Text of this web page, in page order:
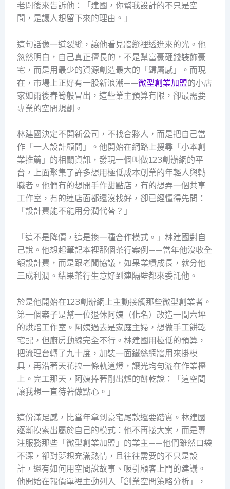
老闆後來告訴他：「建國，你幫我設計的不只是空
間，是讓人想留下來的理由。」
這句話像一道裂縫，讓他看見牆縫裡透進來的光。他
忽然明白，自己真正擅長的，不是幫富豪砸錢裝飾豪
宅，而是用最少的資源創造最大的「歸屬感」。而現
在，市場上正好有一股新浪潮——微型創業加盟的小店
家如雨後春筍般冒出，這些業主預算有限，卻最需要
專業的空間規劃。
林建國決定不開新公司，不找合夥人，而是把自己當
作「一人設計顧問」。他開始在網路上搜尋「小本創
業推薦」的相關資訊，發現一個叫做123創辦網的平
台，上面聚集了許多想用極低成本創業的年輕人與轉
職者。他們有的想開手作甜點店，有的想弄一個共享
工作室，有的連店面都還沒找好，卻已經懂得先問：
「設計費能不能用分潤代替？」
「這不是降價，這是換一種合作模式。」林建國對自
己說。他想起筆記本裡那個茶行案例——當年他沒收全
額設計費，而是跟老闆協議，如果業績成長，就分他
三成利潤。結果茶行生意好到連隔壁都來委託他。
於是他開始在123創辦網上主動接觸那些微型創業者。
第一個案子是幫一位退休阿姨（化名）改造一間六坪
的烘焙工作室。阿姨過去是家庭主婦，想做手工餅乾
宅配，但廚房動線完全不行。林建國用極低的預算，
把流理台轉了九十度，加裝一面鐵絲網牆用來掛模
具，再沿著天花拉一條軌道燈，讓光均勻灑在作業檯
上。完工那天，阿姨捧著剛出爐的餅乾說：「這空間
讓我想一直待著做點心。」
這份滿足感，比當年拿到豪宅尾款還要踏實。林建國
逐漸摸索出屬於自己的模式：他不再接大案，而是專
注服務那些「微型創業加盟」的業主——他們雖然口袋
不深，卻對夢想充滿熱情，且往往需要的不只是設
計，還有如何用空間說故事、吸引顧客上門的建議。
他開始在報價單裡主動列入「創業空間策略分析」，